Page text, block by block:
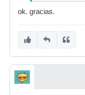
pero también
16" o 18"
raros de ver)
ok. gracias.